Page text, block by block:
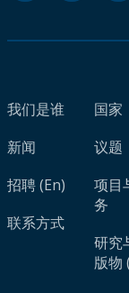
我们是谁
新闻
招聘 (En)
联系方式
国家
议题
项目
务
研究
版物